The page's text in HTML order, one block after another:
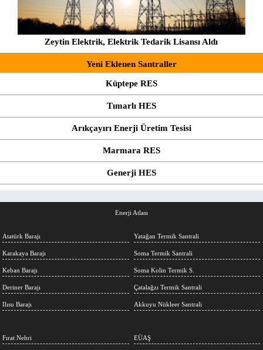
Zeytin Elektrik, Elektrik Tedarik Lisansı Aldı
Yeni Eklenen Santraller
Küptepe RES
Tımarlı HES
Arıkçayırı Enerji Üretim Tesisi
Marmara RES
Generji HES
Enerji Atlası
Atatürk Barajı
Karakaya Barajı
Keban Barajı
Deriner Barajı
Ilısu Barajı
Yatağan Termik Santrali
Soma Termik Santrali
Soma Kolin Termik S.
Çatalağzı Termik Santrali
Akkuyu Nükleer Santrali
Fırat Nehri EÜAŞ